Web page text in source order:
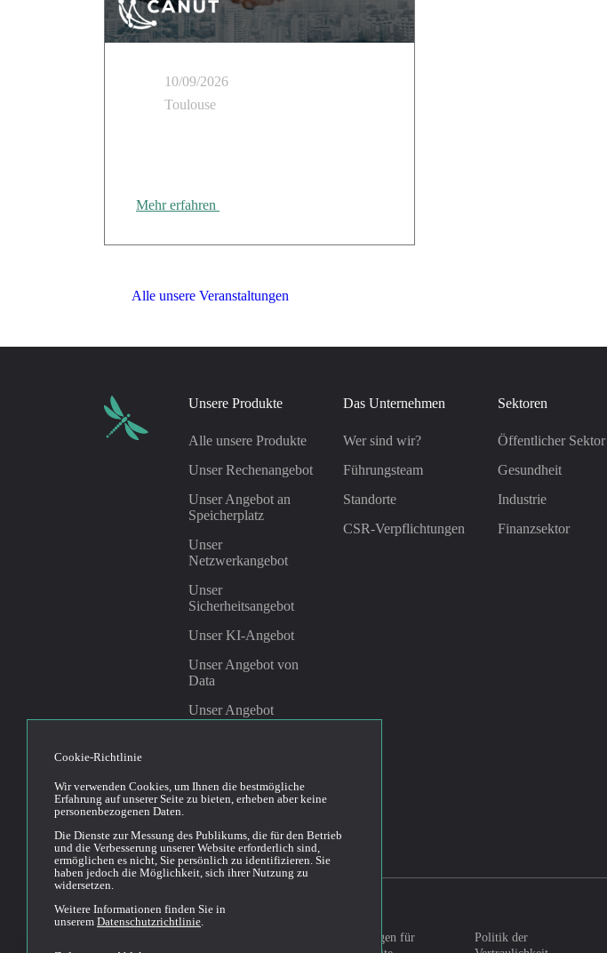
10/09/2026
Toulouse
Mehr erfahren
Alle unsere Veranstaltungen
Unsere Produkte
Alle unsere Produkte
Unser Rechenangebot
Unser Angebot an
Speicherplatz
Unser
Netzwerkangebot
Unser
Sicherheitsangebot
Unser KI-Angebot
Unser Angebot von
Data
Unser Angebot
Das Unternehmen
Wer sind wir?
Führungsteam
Standorte
CSR-Verpflichtungen
Sektoren
Öffentlicher Sektor
Gesundheit
Industrie
Finanzsektor
LinkedinYoutube
Allgemeine Bedingungen für
Politik der
Cookie-Richtlinie
Wir verwenden Cookies, um Ihnen die bestmögliche
Erfahrung auf unserer Seite zu bieten, erheben aber keine
personenbezogenen Daten.
Die Dienste zur Messung des Publikums, die für den Betrieb
und die Verbesserung unserer Website erforderlich sind,
ermöglichen es nicht, Sie persönlich zu identifizieren. Sie
haben jedoch die Möglichkeit, sich ihrer Nutzung zu
widersetzen.
Weitere Informationen finden Sie in
unserem Datenschutzrichtlinie.